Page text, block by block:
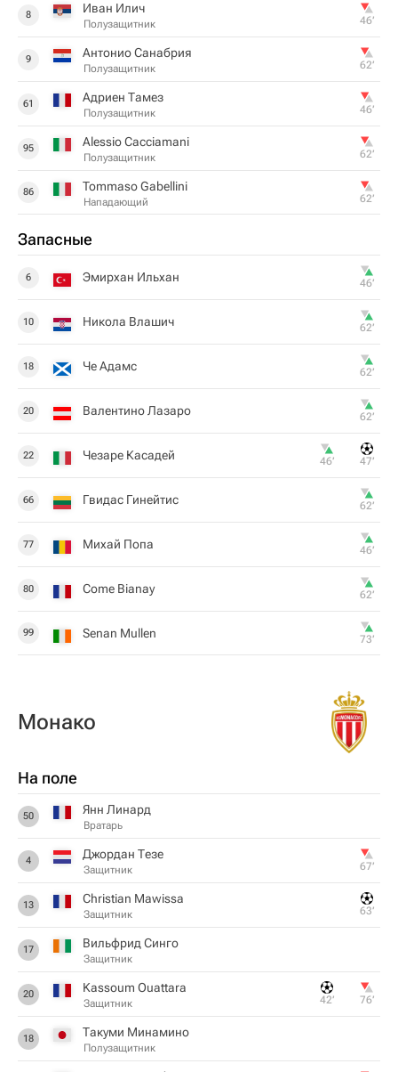
8 Иван Илич
Полузащитник 46‎’‎
9 Антонио Санабрия
Полузащитник 62‎’‎
61 Адриен Тамез
Полузащитник 46‎’‎
95 Alessio Cacciamani
Полузащитник 62‎’‎
86 Tommaso Gabellini
Нападающий 62‎’‎
Запасные
6 Эмирхан Ильхан 46‎’‎
10 Никола Влашич 62‎’‎
18 Че Адамс 62‎’‎
20 Валентино Лазаро 62‎’‎
22 Чезаре Касадей 46‎’‎ 47‎’‎
66 Гвидас Гинейтис 62‎’‎
77 Михай Попа 46‎’‎
80 Come Bianay 62‎’‎
99 Senan Mullen 73‎’‎
Монако
На поле
50 Янн Линард
Вратарь
4 Джордан Тезе
Защитник 67‎’‎
13 Christian Mawissa
Защитник 63‎’‎
17 Вильфрид Синго
Защитник
20 Kassoum Ouattara
Защитник 42‎’‎ 76‎’‎
18 Такуми Минамино
Полузащитник